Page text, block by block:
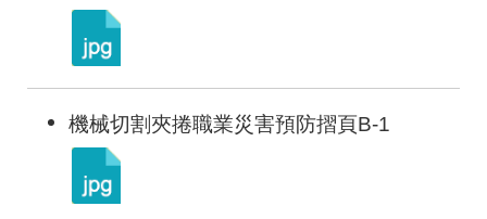
機械切割夾捲職業災害預防摺頁B-1